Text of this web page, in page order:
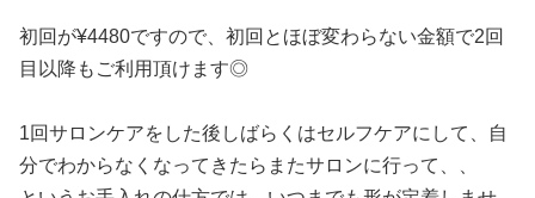
初回が¥4480ですので、初回とほぼ変わらない金額で2回
目以降もご利用頂けます◎
1回サロンケアをした後しばらくはセルフケアにして、自
分でわからなくなってきたらまたサロンに行って、、